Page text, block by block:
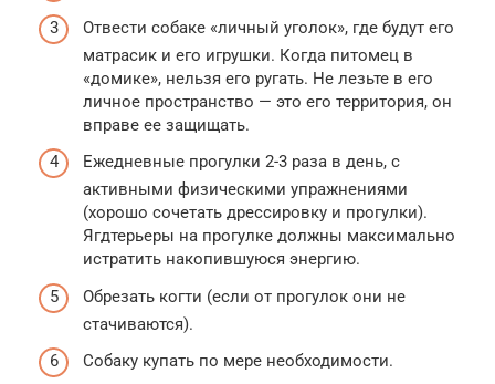
Отвести собаке «личный уголок», где будут его
матрасик и его игрушки. Когда питомец в
«домике», нельзя его ругать. Не лезьте в его
личное пространство — это его территория, он
вправе ее защищать.
Ежедневные прогулки 2-3 раза в день, с
активными физическими упражнениями
(хорошо сочетать дрессировку и прогулки).
Ягдтерьеры на прогулке должны максимально
истратить накопившуюся энергию.
Обрезать когти (если от прогулок они не
стачиваются).
Собаку купать по мере необходимости.